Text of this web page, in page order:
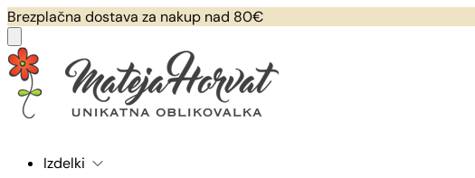
Brezplačna dostava za nakup nad 80€
Izdelki